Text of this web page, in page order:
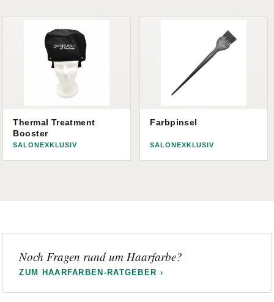
Thermal Treatment
Booster
SALONEXKLUSIV
Farbpinsel
SALONEXKLUSIV
Noch Fragen rund um Haarfarbe?
ZUM HAARFARBEN-RATGEBER ›